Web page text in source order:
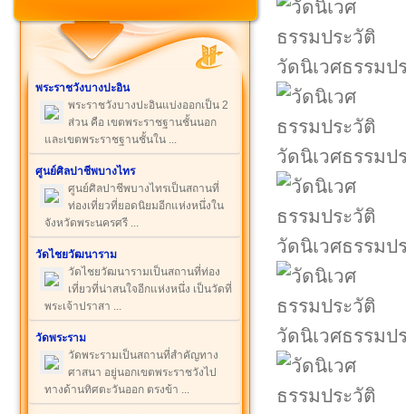
พระราชวังบางปะอิน
พระราชวังบางปะอินแบ่งออกเป็น 2
ส่วน คือ เขตพระราชฐานชั้นนอก
และเขตพระราชฐานชั้นใน ...
ศูนย์ศิลปาชีพบางไทร
ศูนย์ศิลปาชีพบางไทรเป็นสถานที่
ท่องเที่ยวที่ยอดนิยมอีกแห่งหนึ่งใน
จังหวัดพระนครศรี ...
วัดไชยวัฒนาราม
วัดไชยวัฒนารามเป็นสถานที่ท่อง
เที่ยวที่น่าสนใจอีกแห่งหนึ่ง เป็นวัดที่
พระเจ้าปราสา ...
วัดพระราม
วัดพระรามเป็นสถานที่สำคัญทาง
ศาสนา อยู่นอกเขตพระราชวังไป
ทางด้านทิศตะวันออก ตรงข้า ...
วัดนิเวศธรรมป
วัดนิเวศธรรมป
วัดนิเวศธรรมป
วัดนิเวศธรรมป